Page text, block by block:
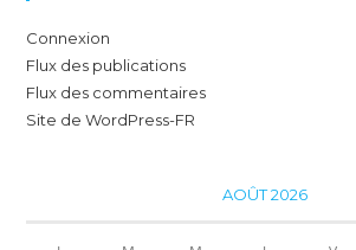
Connexion
Flux des publications
Flux des commentaires
Site de WordPress-FR
AOÛT 2026